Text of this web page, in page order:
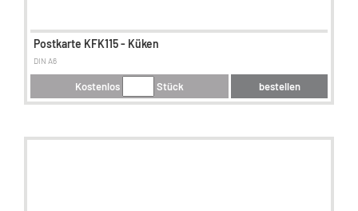
Postkarte KFK115 - Küken
DIN A6
Kostenlos Stück bestellen